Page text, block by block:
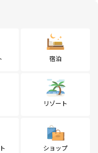
宿泊
リゾート
ショップ